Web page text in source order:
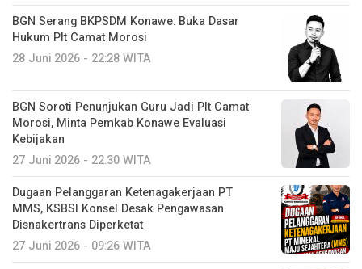
BGN Serang BKPSDM Konawe: Buka Dasar
Hukum Plt Camat Morosi
28 Juni 2026 - 22:28 WITA
BGN Soroti Penunjukan Guru Jadi Plt Camat
Morosi, Minta Pemkab Konawe Evaluasi
Kebijakan
27 Juni 2026 - 22:30 WITA
Dugaan Pelanggaran Ketenagakerjaan PT
MMS, KSBSI Konsel Desak Pengawasan
Disnakertrans Diperketat
27 Juni 2026 - 09:26 WITA